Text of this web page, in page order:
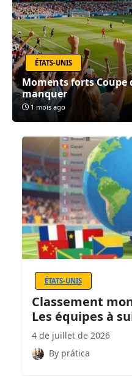
ÉTATS-UNIS
Moments forts Coupe
manquer
1 mois ago
ÉTATS-UNIS
Classement
Les équipes à
4 de juillet de 2026
By prática